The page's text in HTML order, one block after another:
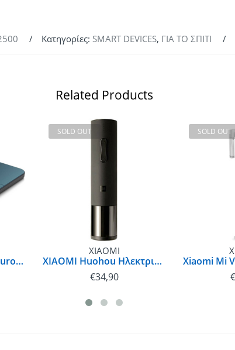
Κατηγορίες: SMART DEVICES, ΓΙΑ ΤΟ ΣΠΙΤΙ
Related Products
Amazfit Smart Scale Aurora Gradient | A2003
SOLD OUT
XIAOMI
XIAOMI Huohou Ηλεκτρικό Επαναφορτιζόμενο Ανοιχτήρι για Μπουκάλια Κρασιού - Μαύρο
€34,90
SOLD OUT
€